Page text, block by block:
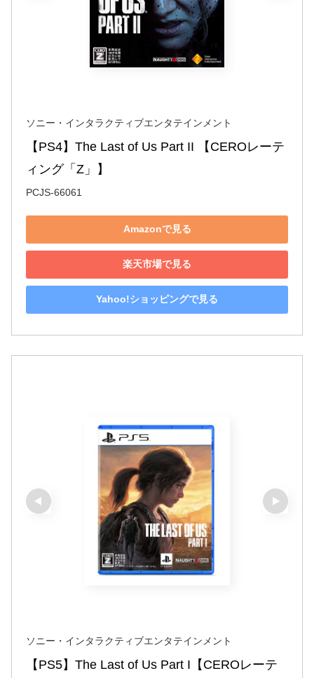
ソニー・インタラクティブエンタテインメント
【PS4】The Last of Us Part II 【CEROレーテ
ィング「Z」】
PCJS-66061
Amazonで見る
楽天市場で見る
Yahoo!ショッピングで見る
ソニー・インタラクティブエンタテインメント
【PS5】The Last of Us Part I【CEROレーテ